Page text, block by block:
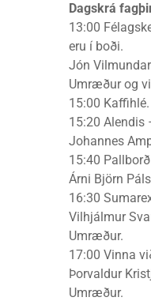
Dagskrá
13:00
eru í boði.
Jón
Umræður og
15:00 Kaffihlé.
15:20 Alendis
Johannes
15:40
Árni Björn
16:30
Vilhjálmur
Umræður.
17:00 Vinna
Þorvaldur
Umræður.